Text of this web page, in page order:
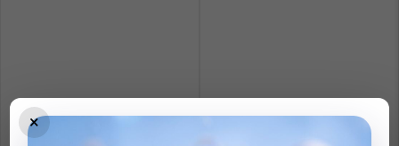
مانتو جین قد بلند کت جین آستین دورس ×